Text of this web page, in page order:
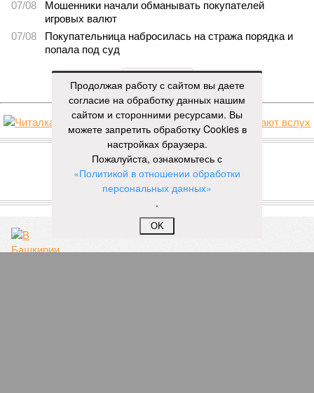
07/08
Мошенники начали обманывать покупателей
игровых валют
07/08
Покупательница набросилась на стража порядка и
попала под суд
ЕЩЕ НОВОСТИ
НОВОСТИ ПАРТНЕРОВ
Новости smi2.ru
ЕЩЕ ИЗ РАЗДЕЛА «ВЛАСТЬ»
Продолжая работу с сайтом вы даете
согласие на обработку данных нашим
сайтом и сторонними ресурсами. Вы
можете запретить обработку Cookies в
настройках браузера.
Пожалуйста, ознакомьтесь с
«Политикой в отношении обработки
персональных данных»
.
OK